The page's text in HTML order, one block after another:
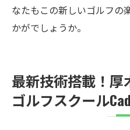
なたもこの新しいゴルフの
かがでしょうか。
最新技術搭載！
ゴルフスクール